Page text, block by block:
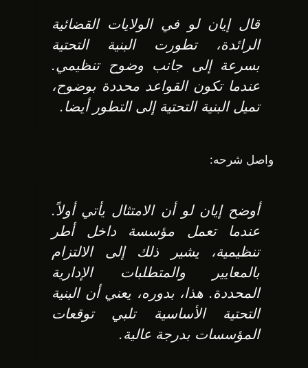
قال إيان لو في الولايات القضائية
الرائدة، تطورت البنية التحتية
بسرعة إلى جانب وضوح تنظيمي.
عندما تكون القواعد محددة بوضوح،
تميل البنية التحتية إلى التطور أيضا.
واصل شرحه:
أوضح إيان لو أن الامتثال يأتي أولاً.
عندما تعمل مؤسسة داخل أطر
تنظيمية، يشير ذلك إلى الالتزام
بالمعايير والمتطلبات الإدارية
المحددة. هذا، بدوره، يعني أن البنية
التحتية الأساسية تلبي توقعات
المؤسسات بدرجة عالية.